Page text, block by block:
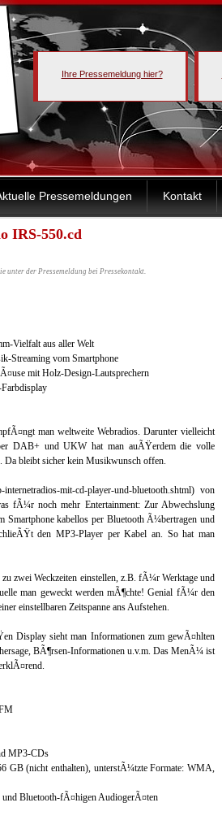
Ihre Pressemeldung hier?
Pressemeldungen Kontakt
IRS-550.cd
unter der Pressemeldung bei Pressekontakt.
Vielfalt aus aller Welt
Streaming vom Smartphone
mit Holz-Design-Lautsprechern
man weltweite Webradios. Darunter vielleicht
DAB+ und UKW hat man auÃŸerdem die volle
Da bleibt sicher kein Musikwunsch offen.
mit-cd-player-und-bluetooth.shtml) von
fÃ¼r noch mehr Entertainment: Zur Abwechslung
kabellos per Bluetooth Ã¼bertragen und
den MP3-Player per Kabel an. So hat man
zwei Weckzeiten einstellen, z.B. fÃ¼r Werktage und
man geweckt werden mÃ¶chte! Genial fÃ¼r den
einstellbaren Zeitspanne ans Aufstehen.
Display sieht man Informationen zum gewÃ¤hlten
BÃ¶rsen-Informationen u.v.m. Das MenÃ¼ ist
MP3-CDs
GB (nicht enthalten), unterstÃ¼tzte Formate: WMA,
Bluetooth-fÃ¤higen AudiogerÃ¤ten